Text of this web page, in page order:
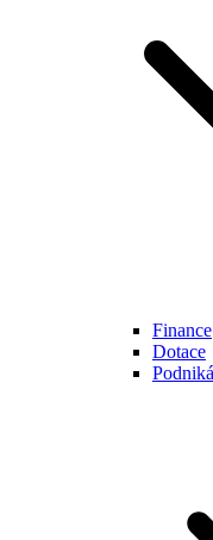
Finance
Dotace